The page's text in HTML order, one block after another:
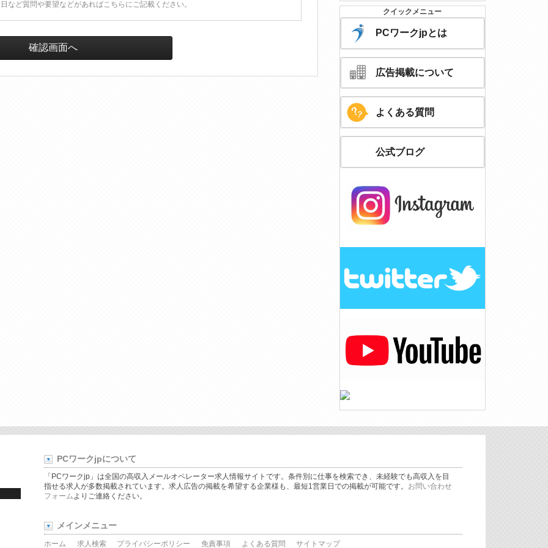
など質問や要望などがあればこちらにご記載ください。
クイックメニュー
PCワークjpとは
広告掲載について
よくある質問
公式ブログ
PCワークjpについて
「PCワークjp」は全国の高収入メールオペレーター求人情報サイトです。条件別に仕事を検索でき、未経験でも高収入を目
指せる求人が多数掲載されています。求人広告の掲載を希望する企業様も、最短1営業日での掲載が可能です。 お問い合わせ
フォームよりご連絡ください。
メインメニュー
ホーム 求人検索 プライバシーポリシー 免責事項 よくある質問 サイトマップ